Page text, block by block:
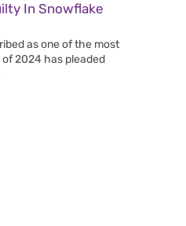
In Snowflake
as one of the most
2024 has pleaded